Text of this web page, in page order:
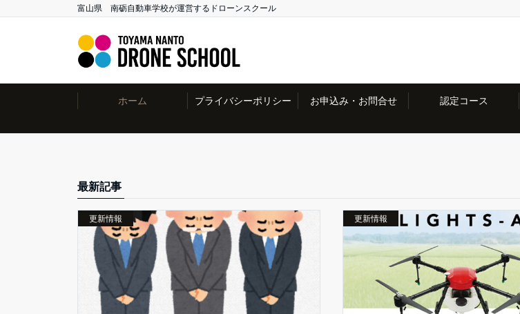
富山県 南砺自動車学校が運営するドローンスクール
ホーム プライバシーポリシー お申込み・お問合せ 認定コース
最新記事
更新情報 更新情報